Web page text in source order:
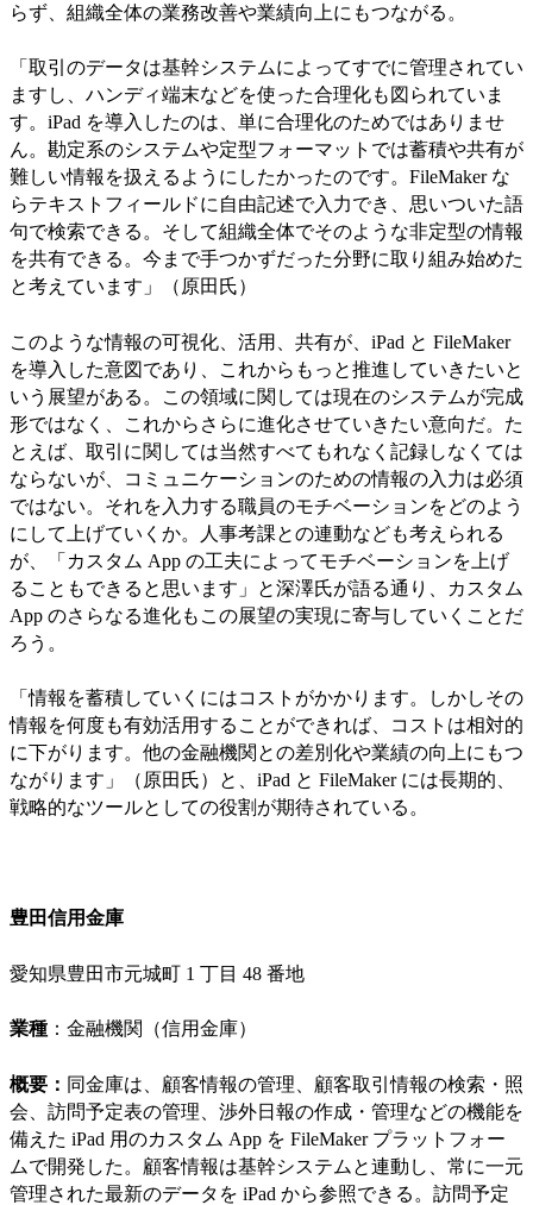
らず、組織全体の業務改善や業績向上にもつながる。
「取引のデータは基幹システムによってすでに管理されてい
ますし、ハンディ端末などを使った合理化も図られていま
す。iPad を導入したのは、単に合理化のためではありませ
ん。勘定系のシステムや定型フォーマットでは蓄積や共有が
難しい情報を扱えるようにしたかったのです。FileMaker な
らテキストフィールドに自由記述で入力でき、思いついた語
句で検索できる。そして組織全体でそのような非定型の情報
を共有できる。今まで手つかずだった分野に取り組み始めた
と考えています」（原田氏）
このような情報の可視化、活用、共有が、iPad と FileMaker
を導入した意図であり、これからもっと推進していきたいと
いう展望がある。この領域に関しては現在のシステムが完成
形ではなく、これからさらに進化させていきたい意向だ。た
とえば、取引に関しては当然すべてもれなく記録しなくては
ならないが、コミュニケーションのための情報の入力は必須
ではない。それを入力する職員のモチベーションをどのよう
にして上げていくか。人事考課との連動なども考えられる
が、「カスタム App の工夫によってモチベーションを上げ
ることもできると思います」と深澤氏が語る通り、カスタム
App のさらなる進化もこの展望の実現に寄与していくことだ
ろう。
「情報を蓄積していくにはコストがかかります。しかしその
情報を何度も有効活用することができれば、コストは相対的
に下がります。他の金融機関との差別化や業績の向上にもつ
ながります」（原田氏）と、iPad と FileMaker には長期的、
戦略的なツールとしての役割が期待されている。
豊田信用金庫
愛知県豊田市元城町 1 丁目 48 番地
業種 ：金融機関（信用金庫）
概要： 同金庫は、顧客情報の管理、顧客取引情報の検索・照
会、訪問予定表の管理、渉外日報の作成・管理などの機能を
備えた iPad 用のカスタム App を FileMaker プラットフォー
ムで開発した。顧客情報は基幹システムと連動し、常に一元
管理された最新のデータを iPad から参照できる。訪問予定